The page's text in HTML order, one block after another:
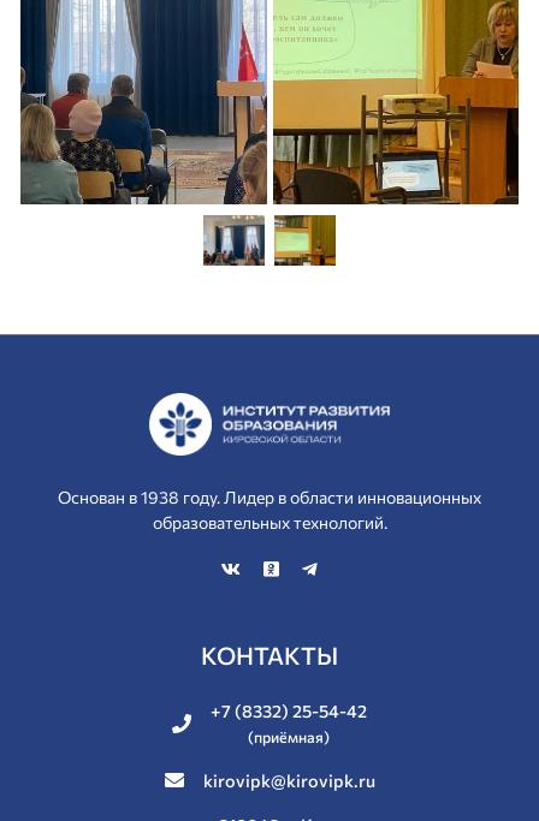
Основан в 1938 году. Лидер в области инновационных
образовательных технологий.
КОНТАКТЫ
+7 (8332) 25-54-42
(приёмная)
kirovipk@kirovipk.ru